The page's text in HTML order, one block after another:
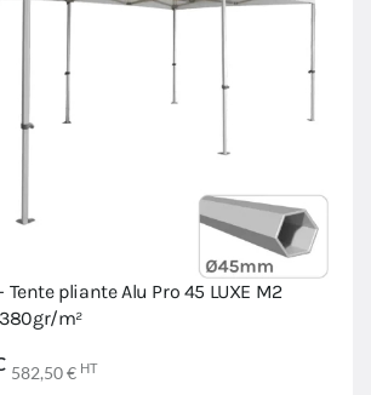
pliante Alu Pro 45 LUXE M2
m²
582,50 € HT